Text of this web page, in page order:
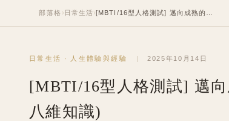
部落格 › 日常生活›
日常生活 · 人生體驗與經驗 2025年10月14日
[MBTI/16型人格測試] 邁
八維知識)